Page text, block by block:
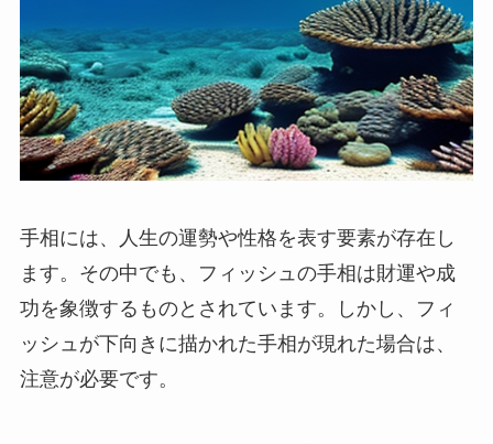
手相には、人生の運勢や性格を表す要素が存在し
ます。その中でも、フィッシュの手相は財運や成
功を象徴するものとされています。しかし、フィ
ッシュが下向きに描かれた手相が現れた場合は、
注意が必要です。